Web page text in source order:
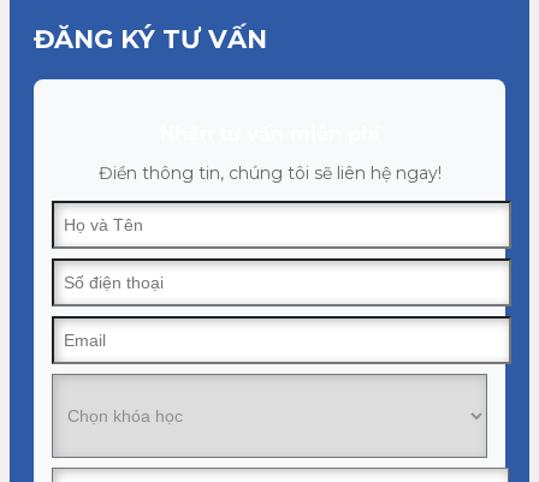
ĐĂNG KÝ TƯ VẤN
Điền thông tin, chúng tôi sẽ liên hệ ngay!